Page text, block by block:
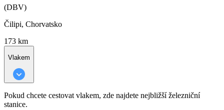
(DBV)
Čilipi, Chorvatsko
173 km
Vlakem
Pokud chcete cestovat vlakem, zde najdete nejbližší železniční
stanice.